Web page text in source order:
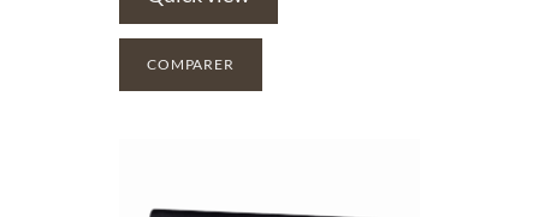
COMPARER